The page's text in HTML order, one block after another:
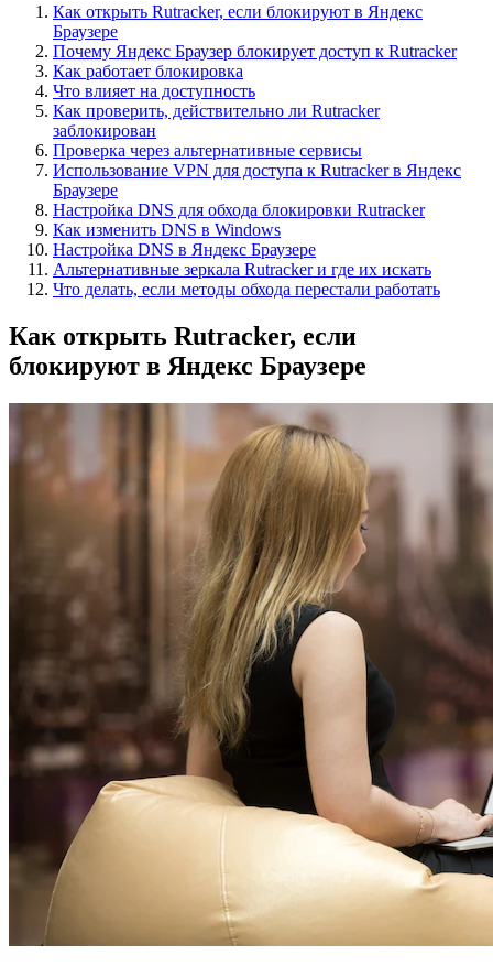
Как открыть Rutracker, если блокируют в Яндекс
Браузере
Почему Яндекс Браузер блокирует доступ к Rutracker
Как работает блокировка
Что влияет на доступность
Как проверить, действительно ли Rutracker
заблокирован
Проверка через альтернативные сервисы
Использование VPN для доступа к Rutracker в Яндекс
Браузере
Настройка DNS для обхода блокировки Rutracker
Как изменить DNS в Windows
Настройка DNS в Яндекс Браузере
Альтернативные зеркала Rutracker и где их искать
Что делать, если методы обхода перестали работать
Как открыть Rutracker, если
блокируют в Яндекс Браузере